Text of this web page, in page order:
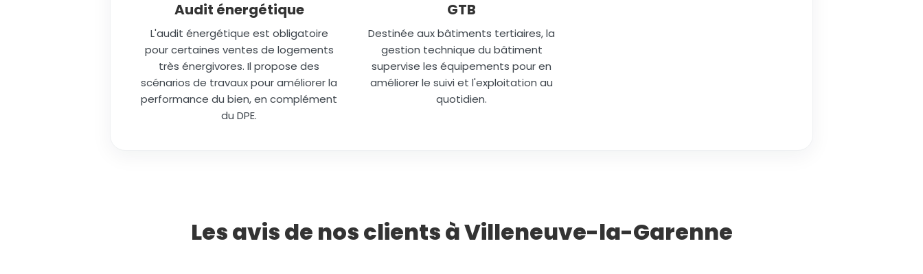
Audit énergétique
L'audit énergétique est obligatoire
pour certaines ventes de logements
très énergivores. Il propose des
scénarios de travaux pour améliorer la
performance du bien, en complément
du DPE.
GTB
Destinée aux bâtiments tertiaires, la
gestion technique du bâtiment
supervise les équipements pour en
améliorer le suivi et l'exploitation au
quotidien.
Les avis de nos clients à Villeneuve-la-Garenne